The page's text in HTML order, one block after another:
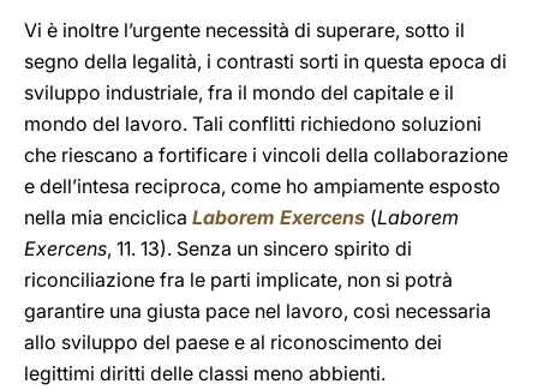
Vi è inoltre l’urgente necessità di superare, sotto il
segno della legalità, i contrasti sorti in questa epoca di
sviluppo industriale, fra il mondo del capitale e il
mondo del lavoro. Tali conflitti richiedono soluzioni
che riescano a fortificare i vincoli della collaborazione
e dell’intesa reciproca, come ho ampiamente esposto
nella mia enciclica Laborem Exercens (Laborem
Exercens, 11. 13). Senza un sincero spirito di
riconciliazione fra le parti implicate, non si potrà
garantire una giusta pace nel lavoro, così necessaria
allo sviluppo del paese e al riconoscimento dei
legittimi diritti delle classi meno abbienti.